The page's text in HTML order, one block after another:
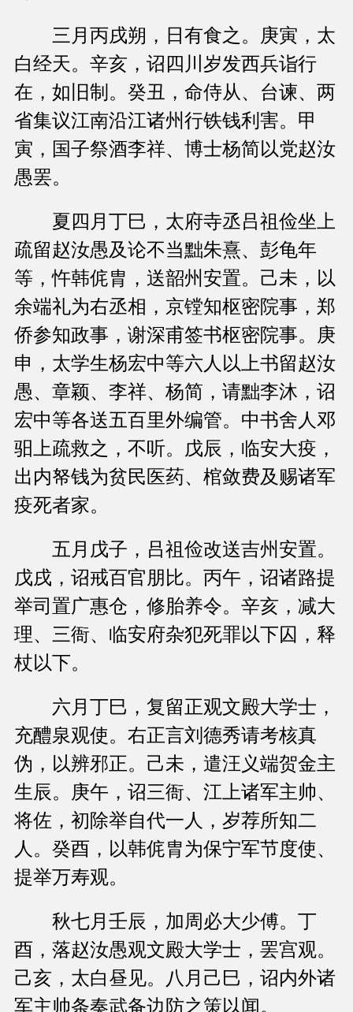
三月丙戌朔，日有食之。庚寅，太
白经天。辛亥，诏四川岁发西兵诣行
在，如旧制。癸丑，命侍从、台谏、两
省集议江南沿江诸州行铁钱利害。甲
寅，国子祭酒李祥、博士杨简以党赵汝
愚罢。
夏四月丁巳，太府寺丞吕祖俭坐上
疏留赵汝愚及论不当黜朱熹、彭龟年
等，忤韩侂胄，送韶州安置。己未，以
余端礼为右丞相，京镗知枢密院事，郑
侨参知政事，谢深甫签书枢密院事。庚
申，太学生杨宏中等六人以上书留赵汝
愚、章颖、李祥、杨简，请黜李沐，诏
宏中等各送五百里外编管。中书舍人邓
驲上疏救之，不听。戊辰，临安大疫，
出内帑钱为贫民医药、棺敛费及赐诸军
疫死者家。
五月戊子，吕祖俭改送吉州安置。
戊戌，诏戒百官朋比。丙午，诏诸路提
举司置广惠仓，修胎养令。辛亥，减大
理、三衙、临安府杂犯死罪以下囚，释
杖以下。
六月丁巳，复留正观文殿大学士，
充醴泉观使。右正言刘德秀请考核真
伪，以辨邪正。己未，遣汪义端贺金主
生辰。庚午，诏三衙、江上诸军主帅、
将佐，初除举自代一人，岁荐所知二
人。癸酉，以韩侂胄为保宁军节度使、
提举万寿观。
秋七月壬辰，加周必大少傅。丁
酉，落赵汝愚观文殿大学士，罢宫观。
己亥，太白昼见。八月己巳，诏内外诸
军主帅条奏武备边防之策以闻。